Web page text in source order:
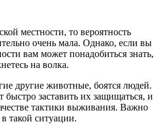
местности, то вероятность
очень мала. Однако, если вы
вам может понадобиться знать,
на волка.
другие животные, боятся людей.
быстро заставить их защищаться, и
тактики выживания. Важно
такой ситуации.